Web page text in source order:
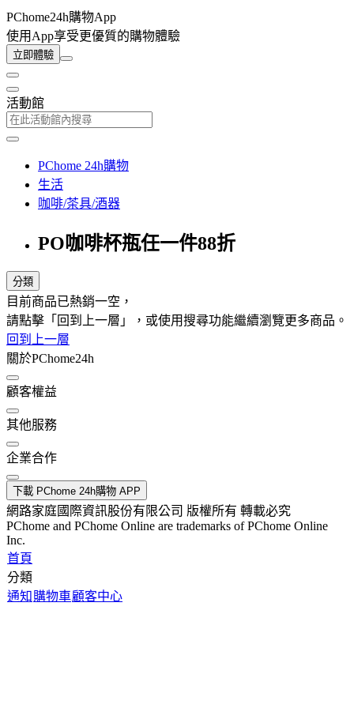
PChome24h購物App
使用App享受更優質的購物體驗
立即體驗
活動館
PChome 24h購物
生活
咖啡/茶具/酒器
PO咖啡杯瓶任一件88折
分類
目前商品已熱銷一空，
請點擊「回到上一層」，或使用搜尋功能繼續瀏覽更多商品。
回到上一層
關於PChome24h
顧客權益
其他服務
企業合作
下載 PChome 24h購物 APP
網路家庭國際資訊股份有限公司 版權所有 轉載必究
PChome and PChome Online are trademarks of PChome Online
Inc.
首頁
分類
通知 購物車顧客中心